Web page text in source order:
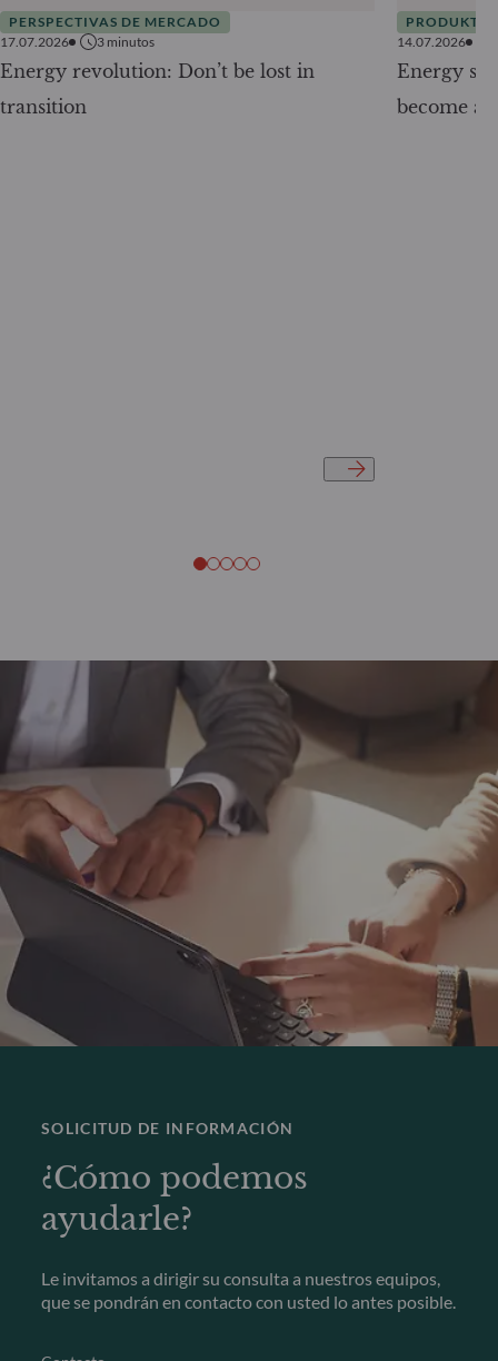
PERSPECTIVAS DE MERCADO
17.07.2026
3 minutos
Energy revolution: Don’t be lost in
transition
PRODUKTE
14.07.2026
Energy
become a
SOLICITUD DE INFORMACIÓN
¿Cómo podemos
ayudarle?
Le invitamos a dirigir su consulta a nuestros equipos,
que se pondrán en contacto con usted lo antes posible.